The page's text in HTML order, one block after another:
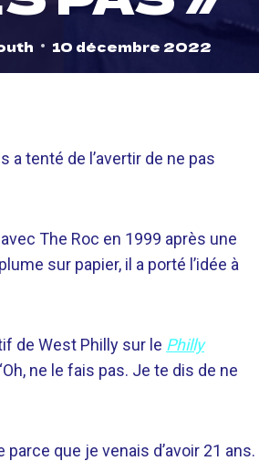
10 décembre 2022
a tenté de l’avertir de ne pas
The Roc en 1999 après une
sur papier, il a porté l’idée à
de West Philly sur le Philly
ne le fais pas. Je te dis de ne
que je venais d’avoir 21 ans.